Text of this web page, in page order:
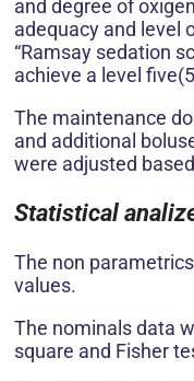
and degree of
adequacy and level
“Ramsay sedation
achieve a level
The maintenance
and additional
were adjusted
Statistical
The non
values.
The nominals data
square and Fisher